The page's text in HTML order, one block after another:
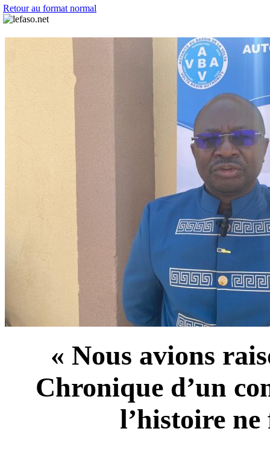
Retour au format normal
« Nous avions
Chronique d’un
l’histoire